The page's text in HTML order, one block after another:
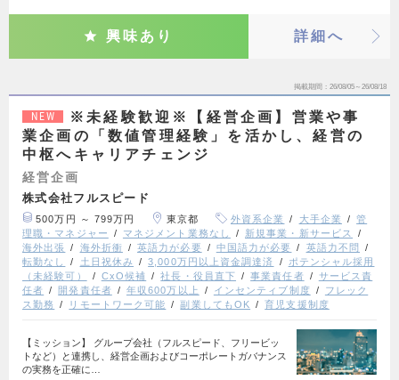
興味あり 詳細へ
掲載期間 26/08/05～26/08/18
NEW
※未経験歓迎※【経営企画】営業や事
業企画の「数値管理経験」を活かし、経営の
中枢へキャリアチェンジ
経営企画
株式会社フルスピード
500万円 ～ 799万円 東京都 外資系企業 大手企業
管
理職・マネジャー
マネジメント業務なし
新規事業・新サービス
海外出張
海外折衝 英語力が必要 中国語力が必要
英語力不問
転勤なし
土日祝休み 3,000万円以上資金調達済
ポテンシャル採用
（未経験可）
CxO候補 社長・役員直下 事業責任者
サービス責
任者
開発責任者 年収600万以上 インセンティブ制度
フレック
ス勤務
リモートワーク可能 副業してもOK 育児支援制度
【ミッション】 グループ会社（フルスピード、フリービッ
トなど）と連携し、経営企画およびコーポレートガバナンス
の実務を正確に…